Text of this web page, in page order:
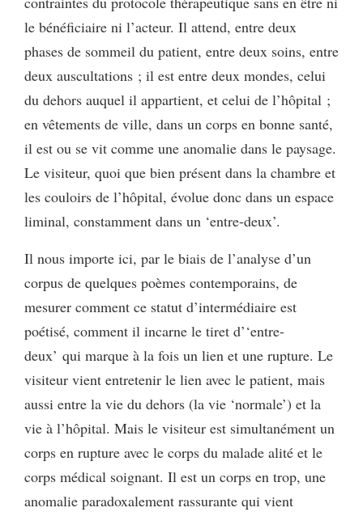
le bénéficiaire ni l’acteur. Il attend, entre deux
phases de sommeil du patient, entre deux soins, entre
deux auscultations ; il est entre deux mondes, celui
du dehors auquel il appartient, et celui de l’hôpital ;
en vêtements de ville, dans un corps en bonne santé,
il est ou se vit comme une anomalie dans le paysage.
Le visiteur, quoi que bien présent dans la chambre et
les couloirs de l’hôpital, évolue donc dans un espace
liminal, constamment dans un ‘entre-deux’.
Il nous importe ici, par le biais de l’analyse d’un
corpus de quelques poèmes contemporains, de
mesurer comment ce statut d’intermédiaire est
poétisé, comment il incarne le tiret d’‘entre-
deux’ qui marque à la fois un lien et une rupture. Le
visiteur vient entretenir le lien avec le patient, mais
aussi entre la vie du dehors (la vie ‘normale’) et la
vie à l’hôpital. Mais le visiteur est simultanément un
corps en rupture avec le corps du malade alité et le
corps médical soignant. Il est un corps en trop, une
anomalie paradoxalement rassurante qui vient